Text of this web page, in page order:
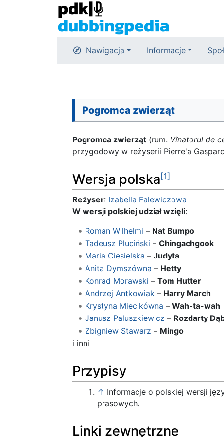
Nawigacja Informacje
Pogromca zwierząt
Pogromca zwierząt (rum. Vînatorul de
przygodowy w reżyserii Pierre'a
Wersja polska[1]
Reżyser: Izabella Falewiczowa
W wersji polskiej udział wzięli:
Roman Wilhelmi – Nat Bumpo
Tadeusz Pluciński – Chingachgook
Maria Ciesielska – Judyta
Anita Dymszówna – Hetty
Konrad Morawski – Tom Hutter
Andrzej Antkowiak– Harry March
Krystyna Miecikówna – Wah-ta-wah
Janusz Paluszkiewicz – Rozdarty
Zbigniew Stawarz – Mingo
i inni
Przypisy
↑ Informacje o polskiej wersji
prasowych.
Linki zewnętrzne